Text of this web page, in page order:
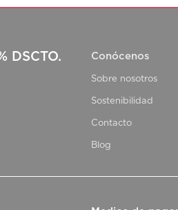
DSCTO. Conócenos
Sobre nosotros
Sostenibilidad
Contacto
Blog